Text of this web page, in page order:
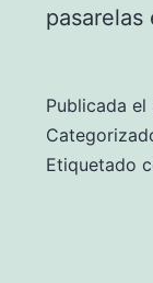
Publicada el
Etiquetado